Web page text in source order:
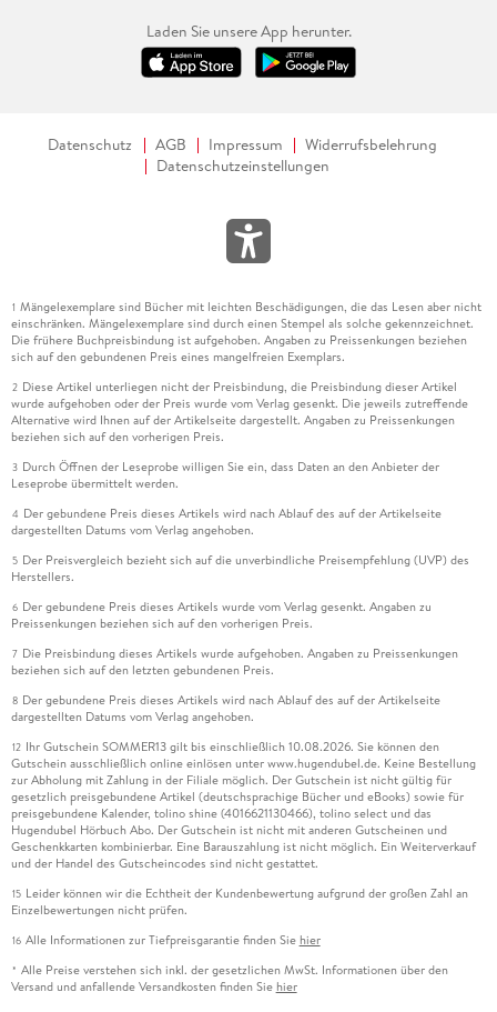
Laden Sie unsere App herunter.
Datenschutz AGB Impressum
Widerrufsbelehrung
Datenschutzeinstellungen
1 Mängelexemplare sind Bücher mit leichten Beschädigungen, die das Lesen aber nicht
einschränken. Mängelexemplare sind durch einen Stempel als solche gekennzeichnet.
Die frühere Buchpreisbindung ist aufgehoben. Angaben zu Preissenkungen beziehen
sich auf den gebundenen Preis eines mangelfreien Exemplars.
2 Diese Artikel unterliegen nicht der Preisbindung, die Preisbindung dieser Artikel
wurde aufgehoben oder der Preis wurde vom Verlag gesenkt. Die jeweils zutreffende
Alternative wird Ihnen auf der Artikelseite dargestellt. Angaben zu Preissenkungen
beziehen sich auf den vorherigen Preis.
3 Durch Öffnen der Leseprobe willigen Sie ein, dass Daten an den Anbieter der
Leseprobe übermittelt werden.
4 Der gebundene Preis dieses Artikels wird nach Ablauf des auf der Artikelseite
dargestellten Datums vom Verlag angehoben.
5 Der Preisvergleich bezieht sich auf die unverbindliche Preisempfehlung (UVP) des
Herstellers.
6 Der gebundene Preis dieses Artikels wurde vom Verlag gesenkt. Angaben zu
Preissenkungen beziehen sich auf den vorherigen Preis.
7 Die Preisbindung dieses Artikels wurde aufgehoben. Angaben zu Preissenkungen
beziehen sich auf den letzten gebundenen Preis.
8 Der gebundene Preis dieses Artikels wird nach Ablauf des auf der Artikelseite
dargestellten Datums vom Verlag angehoben.
12 Ihr Gutschein SOMMER13 gilt bis einschließlich 10.08.2026. Sie können den
Gutschein ausschließlich online einlösen unter www.hugendubel.de. Keine Bestellung
zur Abholung mit Zahlung in der Filiale möglich. Der Gutschein ist nicht gültig für
gesetzlich preisgebundene Artikel (deutschsprachige Bücher und eBooks) sowie für
preisgebundene Kalender, tolino shine (4016621130466), tolino select und das
Hugendubel Hörbuch Abo. Der Gutschein ist nicht mit anderen Gutscheinen und
Geschenkkarten kombinierbar. Eine Barauszahlung ist nicht möglich. Ein Weiterverkauf
und der Handel des Gutscheincodes sind nicht gestattet.
15 Leider können wir die Echtheit der Kundenbewertung aufgrund der großen Zahl an
Einzelbewertungen nicht prüfen.
16 Alle Informationen zur Tiefpreisgarantie finden Sie hier
* Alle Preise verstehen sich inkl. der gesetzlichen MwSt. Informationen über den
Versand und anfallende Versandkosten finden Sie hier